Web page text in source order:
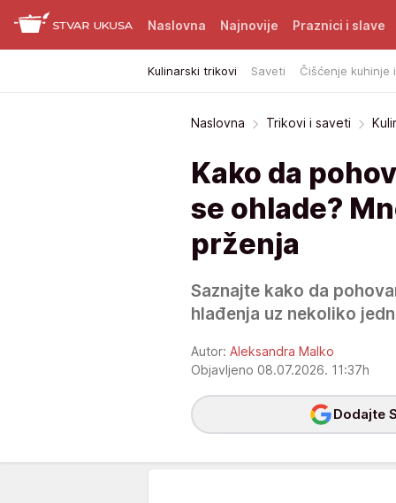
Naslovna Najnovije Praznici i slave
Kulinarski trikovi Saveti Čišćenje kuhinje
Naslovna Trikovi i saveti
Kako da
se ohlade?
prženja
Saznajte kako da
hlađenja uz nekoliko
Autor: Aleksandra Malko
Objavljeno 08.07.2026. 11:37h
Dodajte